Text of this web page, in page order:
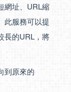
網址、URL縮
此服務可以提
長的URL，將
到原來的